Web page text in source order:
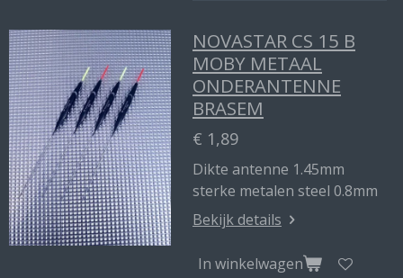
NOVASTAR CS 15 B
MOBY METAAL
ONDERANTENNE
BRASEM
€ 1,89
Dikte antenne 1.45mm
sterke metalen steel 0.8mm
Bekijk details
In winkelwagen